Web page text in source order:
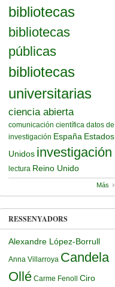
Por Parte De Todos
bibliotecas
bibliotecas
públicas
bibliotecas
universitarias
ciencia abierta
comunicación científica datos de
investigación España Estados
Unidos investigación
lectura Reino Unido
Más
RESSENYADORS
Alexandre López-Borrull
Anna Villarroya Candela
Ollé Carme Fenoll
Ciro